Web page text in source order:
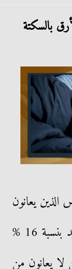
بالسكتة
يعانون
من أعراض الأرق لديهم خطر متزايد بنسبة 16 %
لا يعانون من